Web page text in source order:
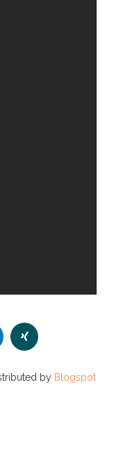
by Blogspot